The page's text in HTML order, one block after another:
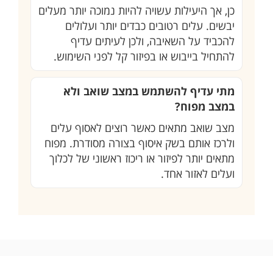
כן, אך היעילות עשויה להיות נמוכה יותר מעלים
יבשים. עלים רטובים כבדים יותר ועלולים
להכביד על השאיבה, ולכן לעיתים עדיף
להתחיל בייבוש או בפיזור קל לפני השימוש.
מתי עדיף להשתמש במצב שואב ולא
במצב מפוח?
מצב שואב מתאים כאשר רוצים לאסוף עלים
ולרכז אותם בשק איסוף בצורה מסודרת. מפוח
מתאים יותר לפיזור או ריכוז ראשוני של לכלוך
ועלים לאזור אחד.